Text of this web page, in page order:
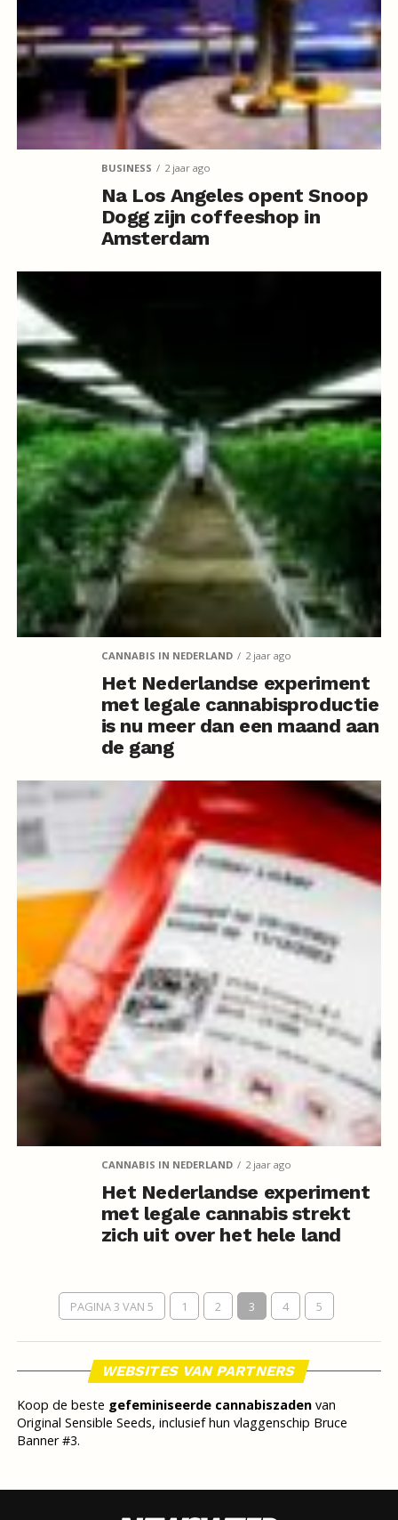
BUSINESS 2 jaar ago
Na Los Angeles opent Snoop
Dogg zijn coffeeshop in
Amsterdam
CANNABIS IN NEDERLAND 2 jaar ago
Het Nederlandse experiment
met legale cannabisproductie
is nu meer dan een maand aan
de gang
CANNABIS IN NEDERLAND 2 jaar ago
Het Nederlandse experiment
met legale cannabis strekt
zich uit over het hele land
PAGINA 3 VAN 5 1 2 3 4 5
WEBSITES VAN PARTNERS
Koop de beste gefeminiseerde cannabiszadenvan
Original Sensible Seeds, inclusief hun vlaggenschip Bruce
Banner #3.